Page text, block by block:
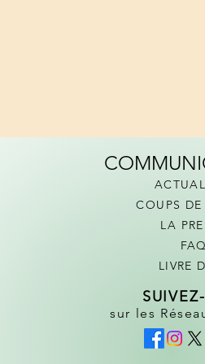
COUPS
LA
FAQ
LIVRE
sur les